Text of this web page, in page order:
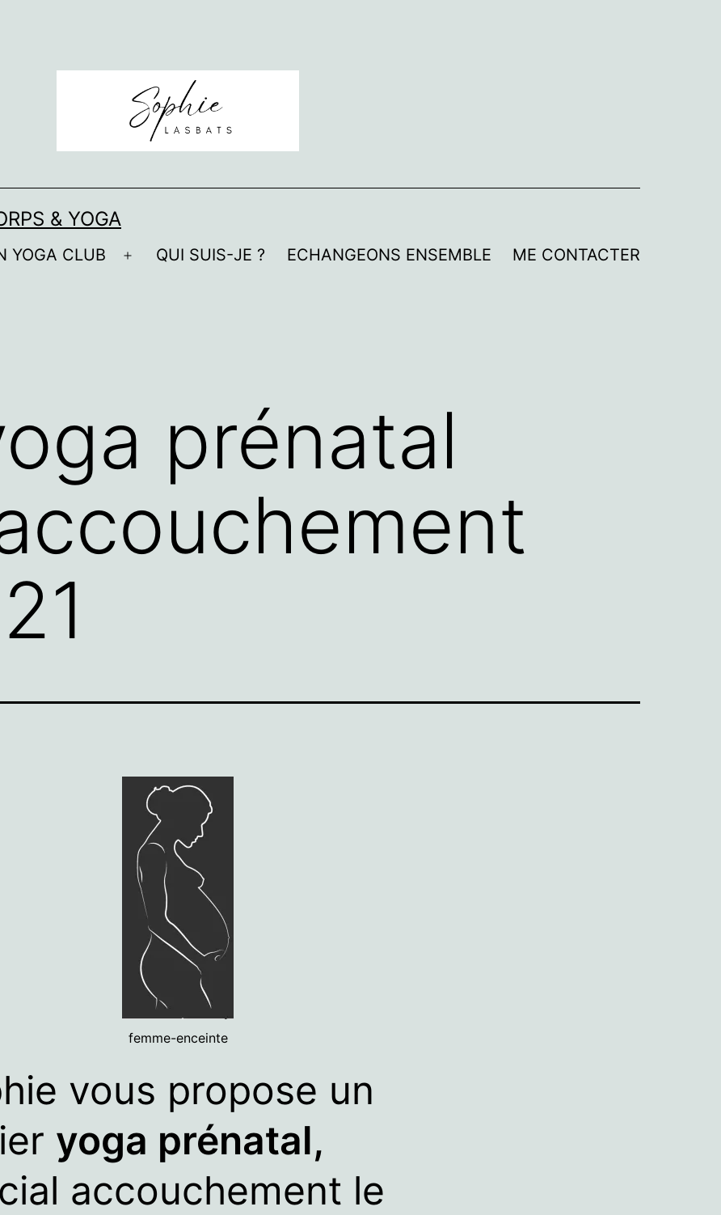
& YOGA
YOGA CLUB
Ouvrir
QUI SUIS-JE ? ECHANGEONS ENSEMBLE ME CONTACTER
prénatal
femme-enceinte
vous propose un
yoga prénatal,
accouchement le